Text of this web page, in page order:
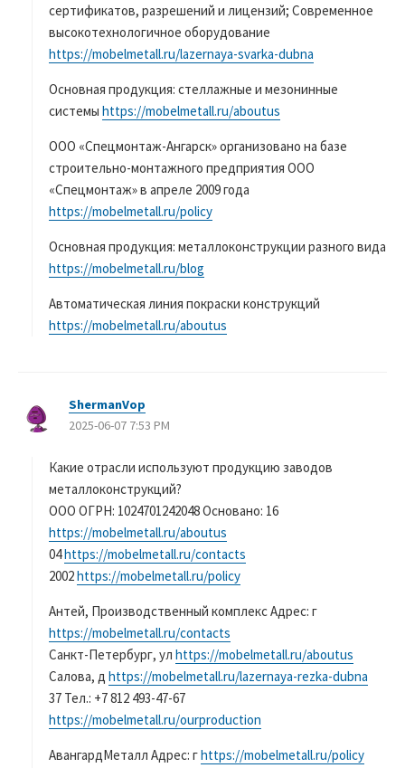
сертификатов, разрешений и лицензий; Современное
высокотехнологичное оборудование
https://mobelmetall.ru/lazernaya-svarka-dubna
Основная продукция: стеллажные и мезонинные
системы https://mobelmetall.ru/aboutus
ООО «Спецмонтаж-Ангарск» организовано на базе
строительно-монтажного предприятия ООО
«Спецмонтаж» в апреле 2009 года
https://mobelmetall.ru/policy
Основная продукция: металлоконструкции разного вида
https://mobelmetall.ru/blog
Автоматическая линия покраски конструкций
https://mobelmetall.ru/aboutus
ShermanVop
り
2025-06-07 7:53 PM
Какие отрасли используют продукцию заводов
металлоконструкций?
ООО ОГРН: 1024701242048 Основано: 16
https://mobelmetall.ru/aboutus
04https://mobelmetall.ru/contacts
2002https://mobelmetall.ru/policy
Антей, Производственный комплекс Адрес: г
https://mobelmetall.ru/contacts
Санкт-Петербург, ул https://mobelmetall.ru/aboutus
Салова, д https://mobelmetall.ru/lazernaya-rezka-dubna
37 Тел.: +7 812 493-47-67
https://mobelmetall.ru/ourproduction
АвангардМеталл Адрес: гhttps://mobelmetall.ru/policy